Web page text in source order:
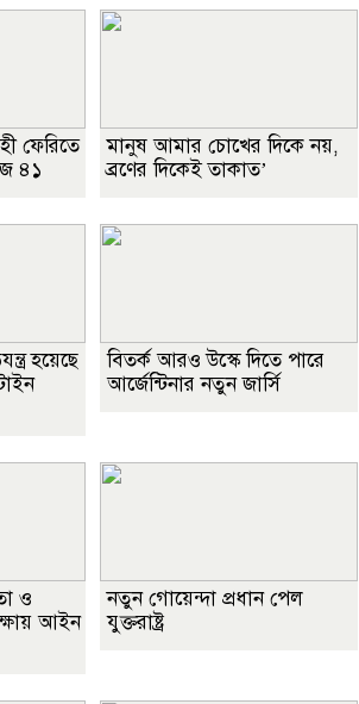
ফেরিতে
৪১
মানুষ আমার চোখের দিকে নয়,
ব্রণের দিকেই তাকাত’
হয়েছে
বিতর্ক আরও উস্কে দিতে পারে
আর্জেন্টিনার নতুন জার্সি
ও
আইন
নতুন গোয়েন্দা প্রধান পেল
যুক্তরাষ্ট্র